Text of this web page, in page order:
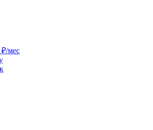
₽/мес